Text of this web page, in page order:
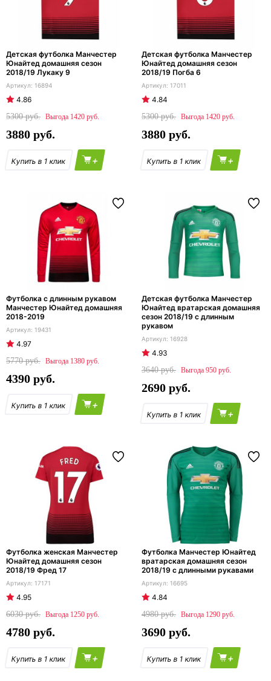
Детская футболка Манчестер
Юнайтед домашняя сезон
2018/19 Лукаку 9
16894
4.86
5300
1420
3880
+
Детская футболка Манчестер
Юнайтед домашняя сезон
2018/19 Погба 6
17011
4.84
5300
1420
3880
+
Футболка с длинным рукавом
Манчестер Юнайтед домашняя
2018-2019
19431
4.97
5770
1380
4390
+
Детская футболка Манчестер
Юнайтед вратарская домашняя
сезон 2018/19 с длинным
рукавом
16928
4.93
3640
950
2690
+
Футболка женская Манчестер
Юнайтед домашняя сезон
2018/19 Фред 17
17171
4.95
6030
1250
4780
+
Футболка Манчестер Юнайтед
вратарская домашняя сезон
2018/19 с длинными рукавами
16695
4.84
4980
1290
3690
+